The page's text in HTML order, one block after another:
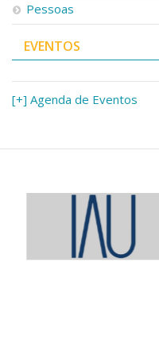
Pessoas
EVENTOS
[+] Agenda de Eventos